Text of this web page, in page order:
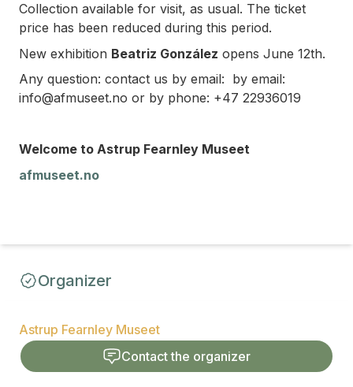
Collection available for visit, as usual. The ticket
price has been reduced during this period.
New exhibition Beatriz González opens June 12th.
Any question: contact us by email: by email:
info@afmuseet.no or by phone: +47 22936019
Welcome to Astrup Fearnley Museet
afmuseet.no
Organizer
Astrup Fearnley Museet
Contact the organizer